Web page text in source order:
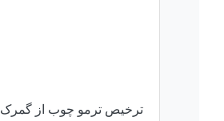
ترخیص ترمو چوب از گمرک